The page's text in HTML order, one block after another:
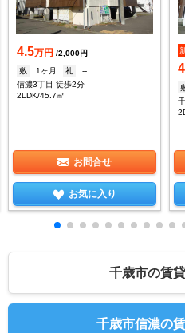
4.5万円 /2,000円
敷
1ヶ月 礼
--
信濃3丁目 徒歩2分
2LDK/45.7㎡
お問合せ
お気に入り
千歳市の賃
千歳市信濃の